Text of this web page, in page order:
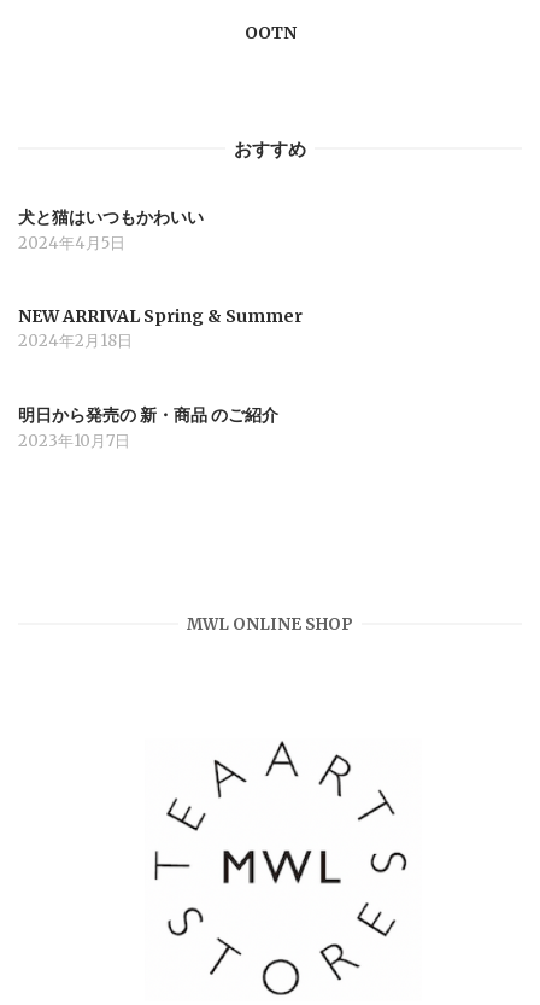
OOTN
おすすめ
犬と猫はいつもかわいい
2024年4月5日
NEW ARRIVAL Spring & Summer
2024年2月18日
明日から発売の 新・商品 のご紹介
2023年10月7日
MWL ONLINE SHOP